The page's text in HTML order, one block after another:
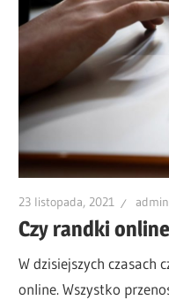
23 listopada, 2021 admin
Czy randki
W dzisiejszych czasach
online. Wszystko